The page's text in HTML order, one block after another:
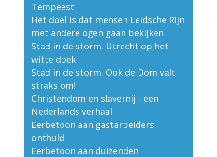
Tempeest
Het doel is dat mensen Leidsche Rijn
met andere ogen gaan bekijken
Stad in de storm. Utrecht op het
witte doek.
Stad in de storm. Ook de Dom valt
straks om!
Christendom en slavernij - een
Nederlands verhaal
Eerbetoon aan gastarbeiders
onthuld
Eerbetoon aan duizenden